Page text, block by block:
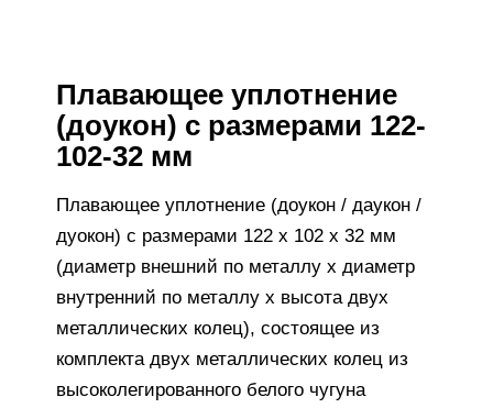
Плавающее уплотнение
(доукон) с размерами 122-
102-32 мм
Плавающее уплотнение (доукон / даукон /
дуокон) с размерами 122 х 102 х 32 мм
(диаметр внешний по металлу х диаметр
внутренний по металлу х высота двух
металлических колец), состоящее из
комплекта двух металлических колец из
высоколегированного белого чугуна